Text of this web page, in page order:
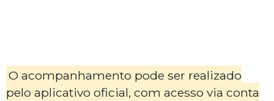
O acompanhamento pode ser realizado
pelo aplicativo oficial, com acesso via conta